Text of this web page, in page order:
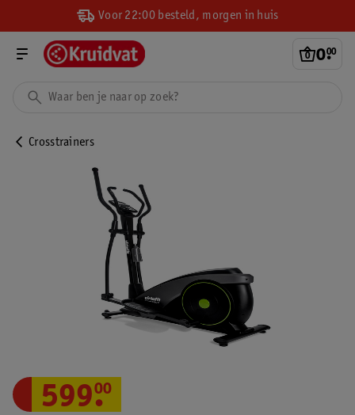
Voor 22:00 besteld, morgen in huis
0.
00
Crosstrainers
599.
00